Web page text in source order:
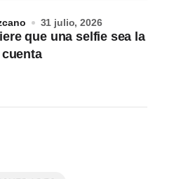
que una selfie sea la
cuenta
31 julio, 2026